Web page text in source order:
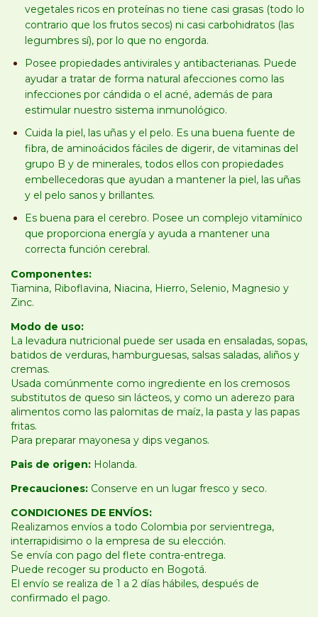
vegetales ricos en proteínas no tiene casi grasas (todo lo
contrario que los frutos secos) ni casi carbohidratos (las
legumbres sí), por lo que no engorda.
Posee propiedades antivirales y antibacterianas. Puede
ayudar a tratar de forma natural afecciones como las
infecciones por cándida o el acné, además de para
estimular nuestro sistema inmunológico.
Cuida la piel, las uñas y el pelo. Es una buena fuente de
fibra, de aminoácidos fáciles de digerir, de vitaminas del
grupo B y de minerales, todos ellos con propiedades
embellecedoras que ayudan a mantener la piel, las uñas
y el pelo sanos y brillantes.
Es buena para el cerebro. Posee un complejo vitamínico
que proporciona energía y ayuda a mantener una
correcta función cerebral.
Componentes:
Tiamina, Riboflavina, Niacina, Hierro, Selenio, Magnesio y
Zinc.
Modo de uso:
La levadura nutricional puede ser usada en ensaladas, sopas,
batidos de verduras, hamburguesas, salsas saladas, aliños y
cremas.
Usada comúnmente como ingrediente en los cremosos
substitutos de queso sin lácteos, y como un aderezo para
alimentos como las palomitas de maíz, la pasta y las papas
fritas.
Para preparar mayonesa y dips veganos.
Pais de origen: Holanda.
Precauciones: Conserve en un lugar fresco y seco.
CONDICIONES DE ENVÍOS:
Realizamos envíos a todo Colombia por servientrega,
interrapidisimo o la empresa de su elección.
Se envía con pago del flete contra-entrega.
Puede recoger su producto en Bogotá.
El envío se realiza de 1 a 2 días hábiles, después de
confirmado el pago.